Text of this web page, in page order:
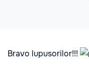
Bravo lupusorilor!!!